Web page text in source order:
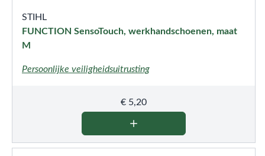
STIHL
FUNCTION SensoTouch, werkhandschoenen, maat
M
Persoonlijke veiligheidsuitrusting
€ 5,20